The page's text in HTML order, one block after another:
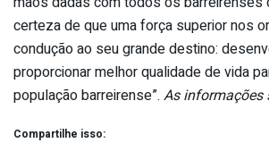
certeza de que uma força superior nos
condução ao seu grande destino:
proporcionar melhor qualidade de vida
população barreirense”. As informações
Compartilhe isso: